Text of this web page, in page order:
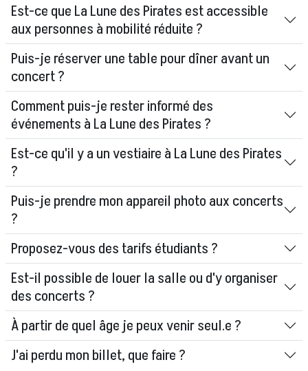
Est-ce que La Lune des Pirates est accessible
aux personnes à mobilité réduite ?
Puis-je réserver une table pour dîner avant un
concert ?
Comment puis-je rester informé des
événements à La Lune des Pirates ?
Est-ce qu'il y a un vestiaire à La Lune des Pirates
?
Puis-je prendre mon appareil photo aux concerts
?
Proposez-vous des tarifs étudiants ?
Est-il possible de louer la salle ou d'y organiser
des concerts ?
À partir de quel âge je peux venir seul.e ?
J'ai perdu mon billet, que faire ?